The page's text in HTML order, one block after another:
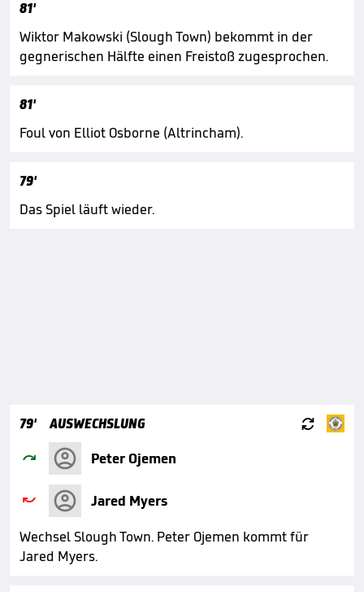
81'
Wiktor Makowski (Slough Town) bekommt in der
gegnerischen Hälfte einen Freistoß zugesprochen.
81'
Foul von Elliot Osborne (Altrincham).
79'
Das Spiel läuft wieder.
79' AUSWECHSLUNG 
 Peter Ojemen

Jared Myers
Wechsel Slough Town. Peter Ojemen kommt für
Jared Myers.